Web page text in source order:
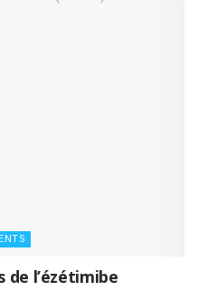
de l’ézétimibe